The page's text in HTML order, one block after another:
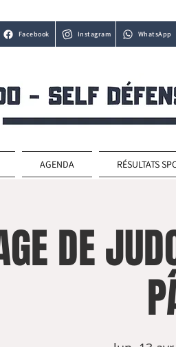
Facebook Instagram WhatsApp
AGENDA RÉSULTATS
DE